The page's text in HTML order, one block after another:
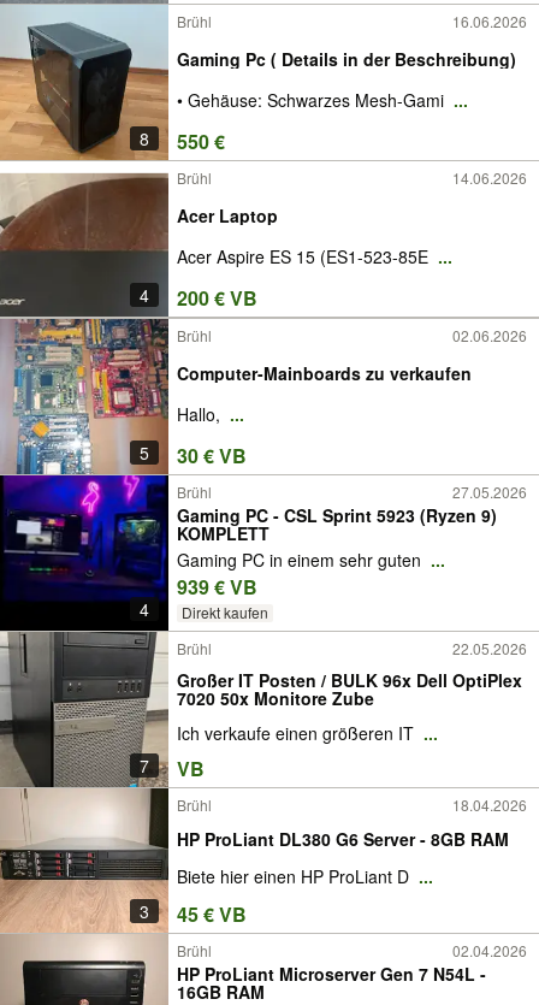
8
Brühl 16.06.2026
Gaming Pc ( Details in der Beschreibung)
• Gehäuse: Schwarzes Mesh-Gami ...
550 €
4
Brühl 14.06.2026
Acer Laptop
Acer Aspire ES 15 (ES1-523-85E ...
200 € VB
5
Brühl 02.06.2026
Computer-Mainboards zu verkaufen
Hallo, ...
30 € VB
4
Brühl 27.05.2026
Gaming PC - CSL Sprint 5923 (Ryzen 9)
KOMPLETT
Gaming PC in einem sehr guten ...
939 € VB
Direkt kaufen
7
Brühl 22.05.2026
Großer IT Posten / BULK 96x Dell OptiPlex
7020 50x Monitore Zube
Ich verkaufe einen größeren IT ...
VB
3
Brühl 18.04.2026
HP ProLiant DL380 G6 Server - 8GB RAM
Biete hier einen HP ProLiant D ...
45 € VB
Brühl 02.04.2026
HP ProLiant Microserver Gen 7 N54L -
16GB RAM